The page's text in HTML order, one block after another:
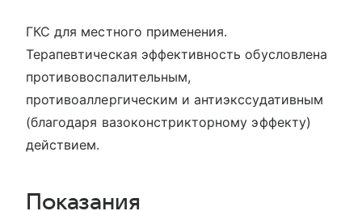
ГКС для местного применения.
Терапевтическая эффективность обусловлена
противовоспалительным,
противоаллергическим и антиэкссудативным
(благодаря вазоконстрикторному эффекту)
действием.
Показания